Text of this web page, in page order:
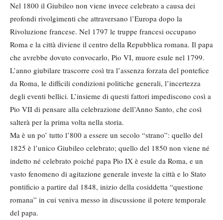
Nel 1800 il Giubileo non viene invece celebrato a causa dei
profondi rivolgimenti che attraversano l’Europa dopo la
Rivoluzione francese. Nel 1797 le truppe francesi occupano
Roma e la città diviene il centro della Repubblica romana. Il papa
che avrebbe dovuto convocarlo, Pio VI, muore esule nel 1799.
L’anno giubilare trascorre così tra l’assenza forzata del pontefice
da Roma, le difficili condizioni politiche generali, l’incertezza
degli eventi bellici. L’insieme di questi fattori impediscono così a
Pio VII di pensare alla celebrazione dell’Anno Santo, che così
salterà per la prima volta nella storia.
Ma è un po’ tutto l’800 a essere un secolo “strano”: quello del
1825 è l’unico Giubileo celebrato; quello del 1850 non viene né
indetto né celebrato poiché papa Pio IX è esule da Roma, e un
vasto fenomeno di agitazione generale investe la città e lo Stato
pontificio a partire dal 1848, inizio della cosiddetta “questione
romana” in cui veniva messo in discussione il potere temporale
del papa.